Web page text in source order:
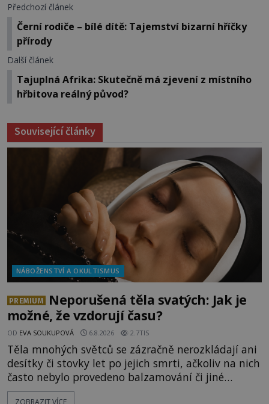
Předchozí článek
Černí rodiče – bílé dítě: Tajemství bizarní hříčky
přírody
Další článek
Tajuplná Afrika: Skutečně má zjevení z místního
hřbitova reálný původ?
Související články
NÁBOŽENSTVÍ A OKULTISMUS
PREMIUM
Neporušená těla svatých: Jak je
možné, že vzdorují času?
OD EVA SOUKUPOVÁ 6.8.2026 2.7TIS
Těla mnohých světců se zázračně nerozkládají ani
desítky či stovky let po jejich smrti, ačkoliv na nich
často nebylo provedeno balzamování či jiné
pokusy o konzervaci. Neporušené ostatky bývají
ZOBRAZIT VÍCE